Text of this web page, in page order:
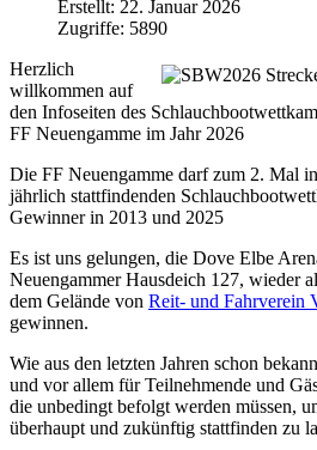
Erstellt: 22. Januar 2026
Zugriffe: 5890
Herzlich
willkommen auf
den Infoseiten des
FF Neuengamme im Jahr 2026
Die FF Neuengamme darf zum 2. Mal
jährlich stattfindenden
Gewinner in 2013 und 2025
Es ist uns gelungen, die Dove Elbe
Neuengammer Hausdeich 127, wieder
dem Gelände von Reit- und Fahrverein
gewinnen.
Wie aus den letzten Jahren schon
und vor allem für Teilnehmende und
die unbedingt befolgt werden müssen,
überhaupt und zukünftig stattfinden zu